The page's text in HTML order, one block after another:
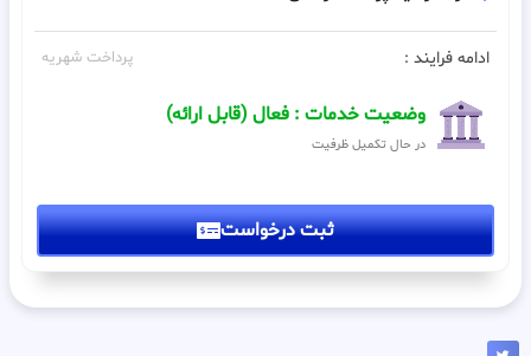
ادامه فرایند : پرداخت شهریه
وضعیت خدمات : فعال (قابل ارائه)
در حال تکمیل ظرفیت
ثبت درخواست